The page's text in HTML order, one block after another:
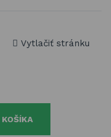
Vytlačiť stránku